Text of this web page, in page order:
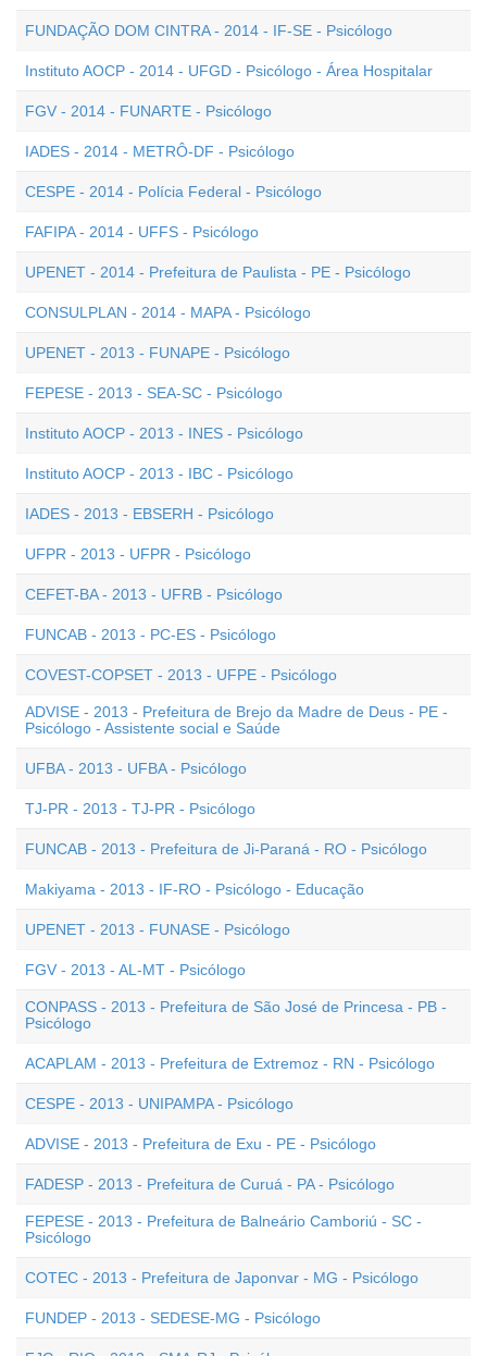
FUNDAÇÃO DOM CINTRA - 2014 - IF-SE - Psicólogo
Instituto AOCP - 2014 - UFGD - Psicólogo - Área Hospitalar
FGV - 2014 - FUNARTE - Psicólogo
IADES - 2014 - METRÔ-DF - Psicólogo
CESPE - 2014 - Polícia Federal - Psicólogo
FAFIPA - 2014 - UFFS - Psicólogo
UPENET - 2014 - Prefeitura de Paulista - PE - Psicólogo
CONSULPLAN - 2014 - MAPA - Psicólogo
UPENET - 2013 - FUNAPE - Psicólogo
FEPESE - 2013 - SEA-SC - Psicólogo
Instituto AOCP - 2013 - INES - Psicólogo
Instituto AOCP - 2013 - IBC - Psicólogo
IADES - 2013 - EBSERH - Psicólogo
UFPR - 2013 - UFPR - Psicólogo
CEFET-BA - 2013 - UFRB - Psicólogo
FUNCAB - 2013 - PC-ES - Psicólogo
COVEST-COPSET - 2013 - UFPE - Psicólogo
ADVISE - 2013 - Prefeitura de Brejo da Madre de Deus - PE -
Psicólogo - Assistente social e Saúde
UFBA - 2013 - UFBA - Psicólogo
TJ-PR - 2013 - TJ-PR - Psicólogo
FUNCAB - 2013 - Prefeitura de Ji-Paraná - RO - Psicólogo
Makiyama - 2013 - IF-RO - Psicólogo - Educação
UPENET - 2013 - FUNASE - Psicólogo
FGV - 2013 - AL-MT - Psicólogo
CONPASS - 2013 - Prefeitura de São José de Princesa - PB -
Psicólogo
ACAPLAM - 2013 - Prefeitura de Extremoz - RN - Psicólogo
CESPE - 2013 - UNIPAMPA - Psicólogo
ADVISE - 2013 - Prefeitura de Exu - PE - Psicólogo
FADESP - 2013 - Prefeitura de Curuá - PA - Psicólogo
FEPESE - 2013 - Prefeitura de Balneário Camboriú - SC -
Psicólogo
COTEC - 2013 - Prefeitura de Japonvar - MG - Psicólogo
FUNDEP - 2013 - SEDESE-MG - Psicólogo